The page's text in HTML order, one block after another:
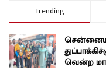
Trending
வென்ற